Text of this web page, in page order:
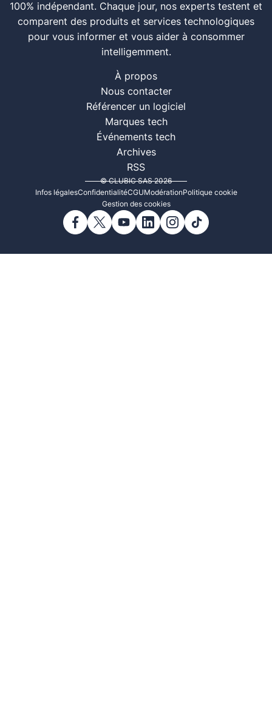
100% indépendant. Chaque jour, nos experts testent et
comparent des produits et services technologiques
pour vous informer et vous aider à consommer
intelligemment.
À propos
Nous contacter
Référencer un logiciel
Marques tech
Événements tech
Archives
RSS
© CLUBIC SAS 2026
Infos légalesConfidentialitéCGUModérationPolitique cookie
Gestion des cookies